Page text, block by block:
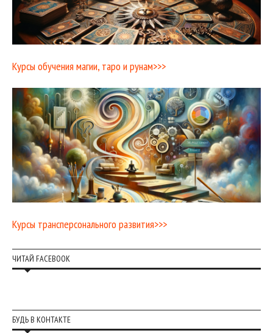
Курсы обучения магии, таро и рунам>>>
Курсы трансперсонального развития>>>
ЧИТАЙ FACEBOOK
БУДЬ В КОНТАКТЕ